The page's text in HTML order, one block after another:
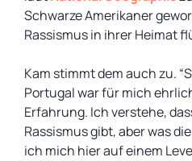
Schwarze Amerikaner
Rassismus in ihrer Heimat
Kam stimmt dem auch zu.
Portugal war für mich
Erfahrung. Ich verstehe,
Rassismus gibt, aber was
ich mich hier auf einem